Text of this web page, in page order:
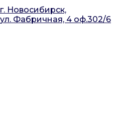
г. Новосибирск,
ул. Фабричная, 4 оф.302/6